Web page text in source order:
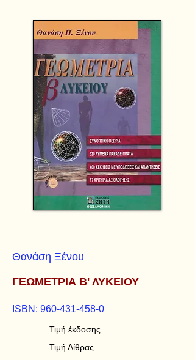
Θανάση Ξένου
ΓΕΩΜΕΤΡΙΑ Β' ΛΥΚΕΙΟΥ
ISBN: 960-431-458-0
Τιμή έκδοσης
Τιμή Αίθρας